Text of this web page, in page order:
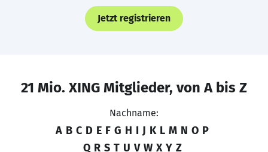
Jetzt registrieren
21 Mio. XING Mitglieder, von A bis Z
Nachname:
A B C D E F G H I J K L M N O P
Q R S T U V W X Y Z